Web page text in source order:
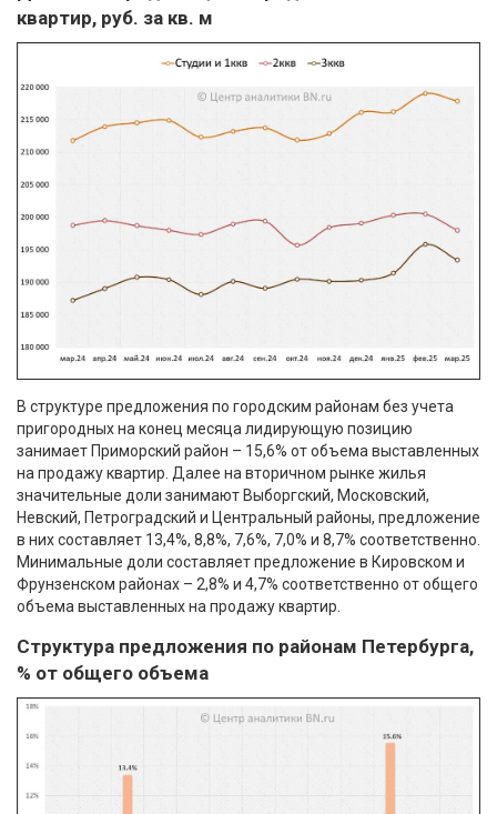
квартир, руб. за кв. м
В структуре предложения по городским районам без учета
пригородных на конец месяца лидирующую позицию
занимает Приморский район – 15,6% от объема выставленных
на продажу квартир. Далее на вторичном рынке жилья
значительные доли занимают Выборгский, Московский,
Невский, Петроградский и Центральный районы, предложение
в них составляет 13,4%, 8,8%, 7,6%, 7,0% и 8,7% соответственно.
Минимальные доли составляет предложение в Кировском и
Фрунзенском районах – 2,8% и 4,7% соответственно от общего
объема выставленных на продажу квартир.
Структура предложения по районам Петербурга,
% от общего объема